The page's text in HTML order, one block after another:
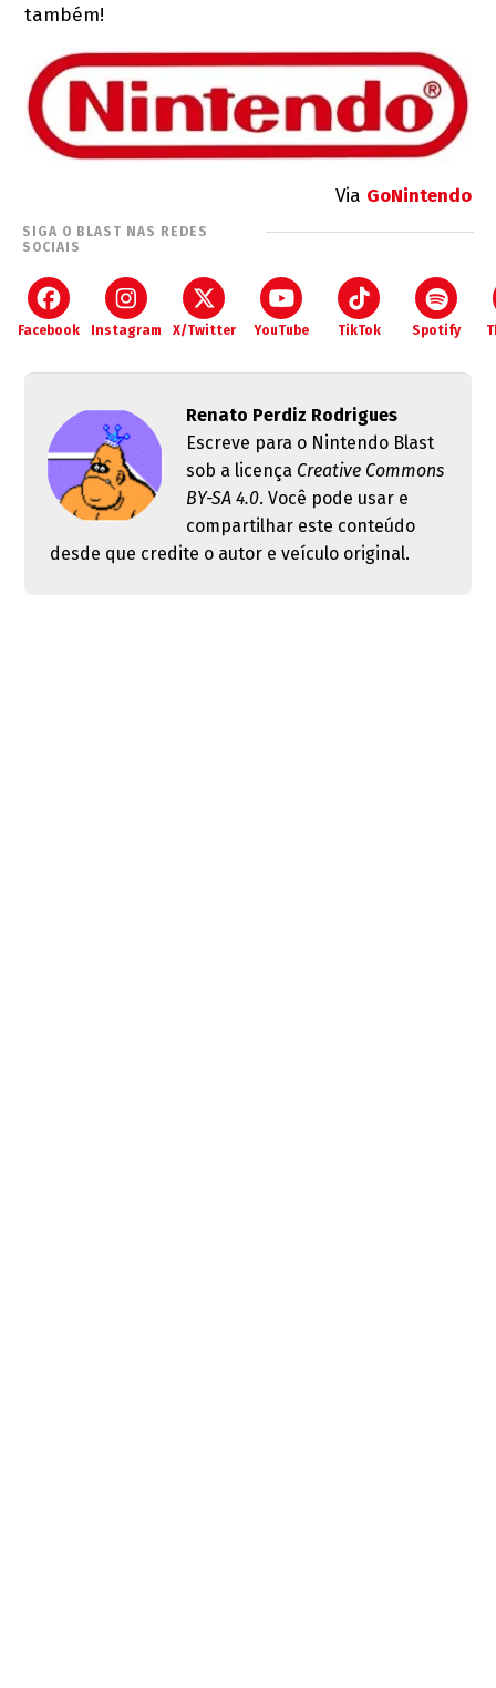
também!
Via GoNintendo
SIGA O BLAST NAS REDES
SOCIAIS
Facebook Instagram X/Twitter YouTube TikTok Spotify
Renato Perdiz Rodrigues
Escreve para o Nintendo Blast
sob a licença Creative Commons
BY-SA 4.0. Você pode usar e
compartilhar este conteúdo
desde que credite o autor e veículo original.